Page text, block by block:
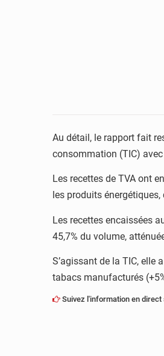
Au détail, le rapport fait
consommation (TIC)
Les recettes de TVA ont
les produits
Les recettes encaissées
45,7% du volume,
S’agissant de la TIC, elle
tabacs manufacturés
Suivez l'information en